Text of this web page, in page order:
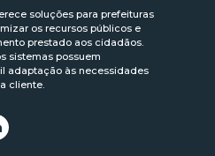
soluções para prefeituras
os recursos públicos e
prestado aos cidadãos.
sistemas possuem
adaptação às necessidades
cliente.